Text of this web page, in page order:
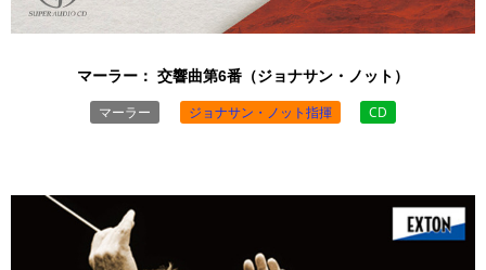
マーラー： 交響曲第6番（ジョナサン・ノット）
マーラー ジョナサン・ノット指揮
CD